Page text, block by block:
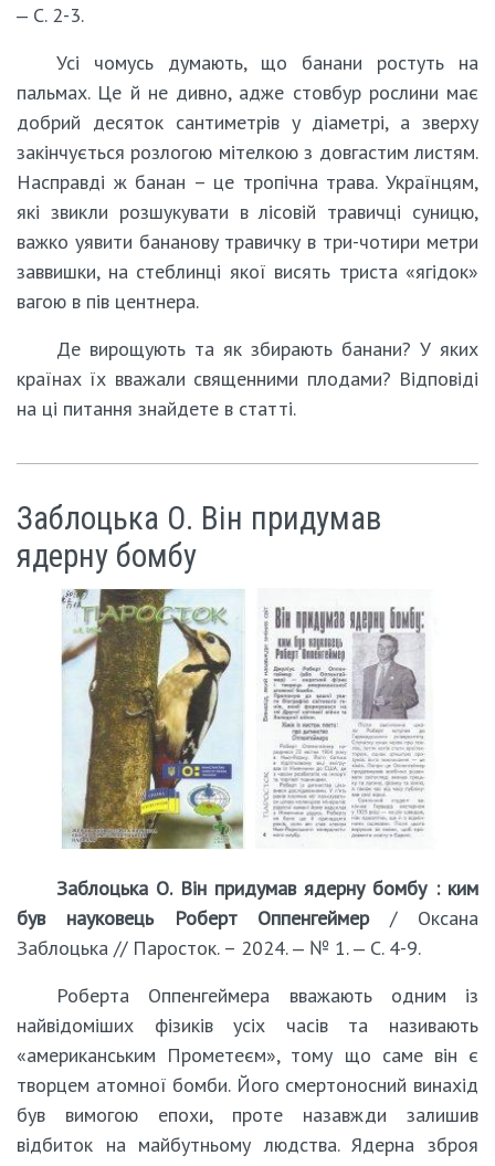
‒ С. 2-3.
Усі чомусь думають, що банани ростуть на
пальмах. Це й не дивно, адже стовбур рослини має
добрий десяток сантиметрів у діаметрі, а зверху
закінчується розлогою мітелкою з довгастим листям.
Насправді ж банан – це тропічна трава. Українцям,
які звикли розшукувати в лісовій травичці суницю,
важко уявити бананову травичку в три-чотири метри
заввишки, на стеблинці якої висять триста «ягідок»
вагою в пів центнера.
Де вирощують та як збирають банани? У яких
країнах їх вважали священними плодами? Відповіді
на ці питання знайдете в статті.
Заблоцька О. Він придумав
ядерну бомбу
Заблоцька О. Він придумав ядерну бомбу : ким
був науковець Роберт Оппенгеймер / Оксана
Заблоцька // Паросток. – 2024. ‒ № 1. ‒ С. 4-9.
Роберта Оппенгеймера вважають одним із
найвідоміших фізиків усіх часів та називають
«американським Прометеєм», тому що саме він є
творцем атомної бомби. Його смертоносний винахід
був вимогою епохи, проте назавжди залишив
відбиток на майбутньому людства. Ядерна зброя